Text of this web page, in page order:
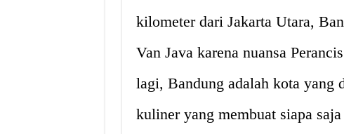
kilometer dari Jakarta Utara,
Van Java karena nuansa
lagi, Bandung adalah kota yang
kuliner yang membuat siapa